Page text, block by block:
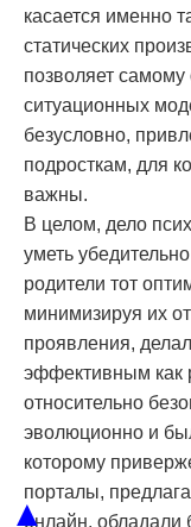
касается именно
статических
позволяет самому
ситуационных
безусловно,
подросткам, для
важны.
В целом, дело
уметь
родители тот
минимизируя их
проявления,
эффективным как
относительно
эволюционно и
которому
порталы,
онлайн, обладали
▲